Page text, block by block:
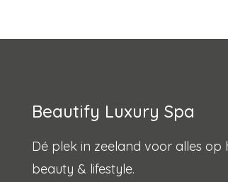
Beautify Luxury Spa
Dé plek in zeeland voor alles op
beauty & lifestyle.